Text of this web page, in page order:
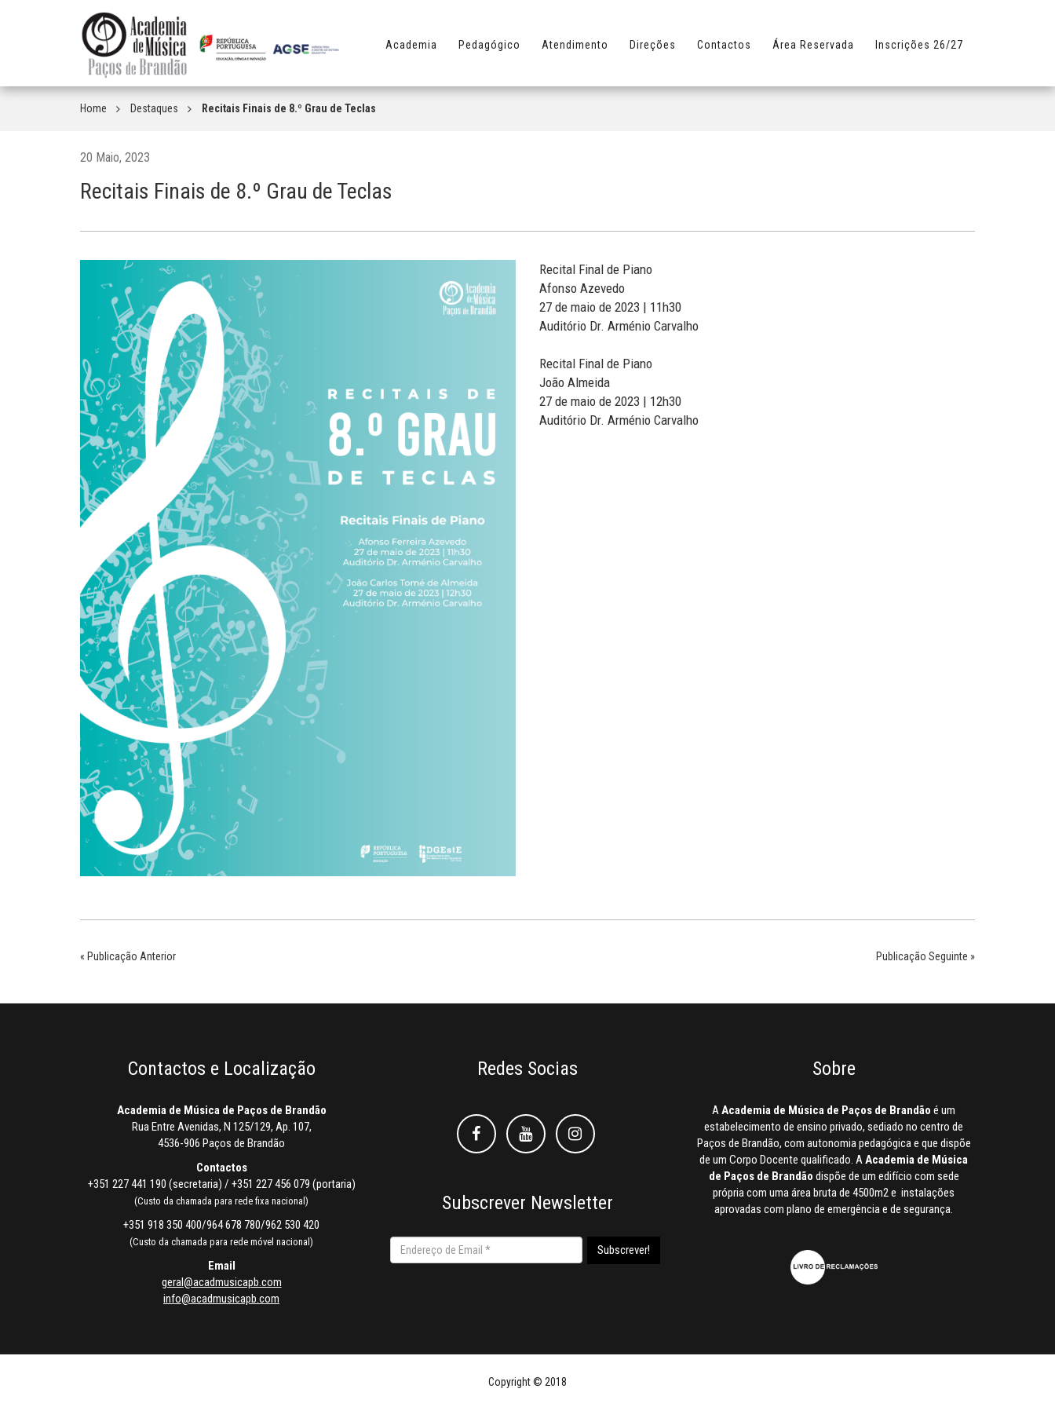
Academia Pedagógico Atendimento Direções Contactos Área Reservada Inscrições 26/27
Home Destaques Recitais Finais de 8.º Grau de Teclas
20 Maio, 2023
Recitais Finais de 8.º Grau de Teclas
Recital Final de Piano
Afonso Azevedo
27 de maio de 2023 | 11h30
Auditório Dr. Arménio Carvalho
Recital Final de Piano
João Almeida
27 de maio de 2023 | 12h30
Auditório Dr. Arménio Carvalho
« Publicação Anterior Publicação Seguinte »
Contactos e Localização
Academia de Música de Paços de Brandão
Rua Entre Avenidas, N 125/129, Ap. 107,
4536-906 Paços de Brandão
Contactos
+351 227 441 190 (secretaria) / +351 227 456 079 (portaria)
(Custo da chamada para rede fixa nacional)
+351 918 350 400/964 678 780/962 530 420
(Custo da chamada para rede móvel nacional)
Email
geral@acadmusicapb.com
info@acadmusicapb.com
Redes Socias
FacebookFacebookInstagram
Subscrever Newsletter
Sobre
AAcademia de Música de Paços de Brandão é um
estabelecimento de ensino privado, sediado no centro de
Paços de Brandão, com autonomia pedagógica e que dispõe
de um Corpo Docente qualificado. AAcademia de Música
de Paços de Brandão dispõe de um edifício com sede
própria com uma área bruta de 4500m2 e instalações
aprovadas com plano de emergência e de segurança.
Copyright © 2018